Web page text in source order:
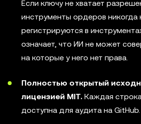
Если ключу не хватает
инструменты ордеров никогда
регистрируются в
означает, что ИИ не может
на которые у него нет права.
Полностью открытый
лицензией MIT. Каждая
доступна для аудита на GitHub.